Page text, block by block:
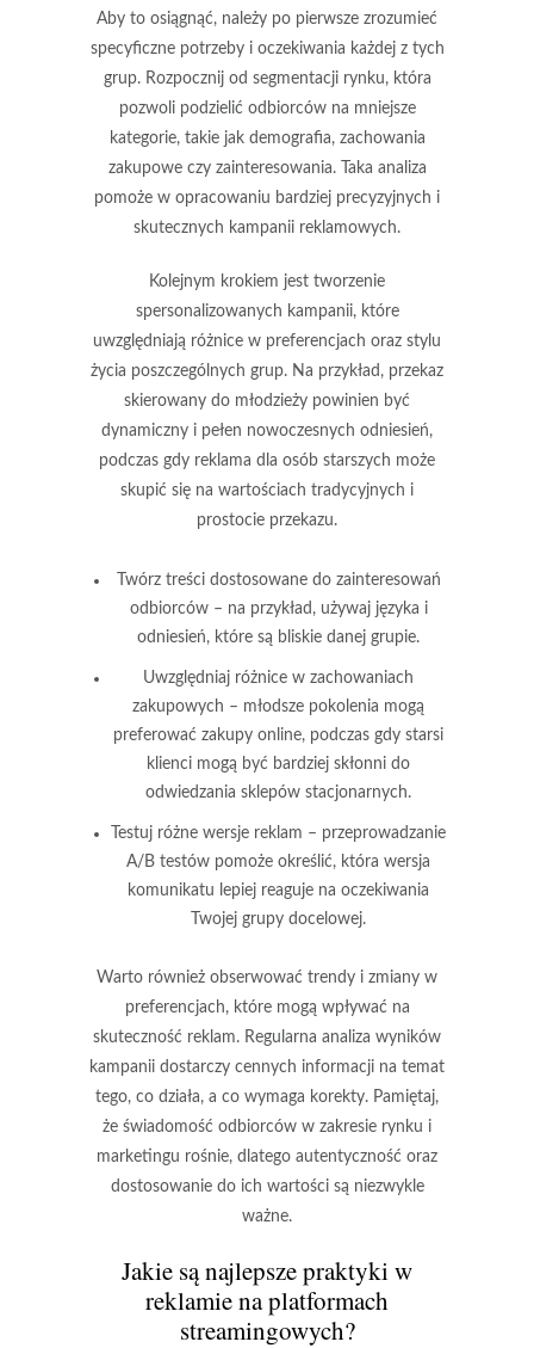
Aby to osiągnąć, należy po pierwsze zrozumieć
specyficzne potrzeby i oczekiwania każdej z tych
grup. Rozpocznij od segmentacji rynku, która
pozwoli podzielić odbiorców na mniejsze
kategorie, takie jak demografia, zachowania
zakupowe czy zainteresowania. Taka analiza
pomoże w opracowaniu bardziej precyzyjnych i
skutecznych kampanii reklamowych.
Kolejnym krokiem jest tworzenie
spersonalizowanych kampanii, które
uwzględniają różnice w preferencjach oraz stylu
życia poszczególnych grup. Na przykład, przekaz
skierowany do młodzieży powinien być
dynamiczny i pełen nowoczesnych odniesień,
podczas gdy reklama dla osób starszych może
skupić się na wartościach tradycyjnych i
prostocie przekazu.
Twórz treści dostosowane do zainteresowań
odbiorców – na przykład, używaj języka i
odniesień, które są bliskie danej grupie.
Uwzględniaj różnice w zachowaniach
zakupowych – młodsze pokolenia mogą
preferować zakupy online, podczas gdy starsi
klienci mogą być bardziej skłonni do
odwiedzania sklepów stacjonarnych.
Testuj różne wersje reklam – przeprowadzanie
A/B testów pomoże określić, która wersja
komunikatu lepiej reaguje na oczekiwania
Twojej grupy docelowej.
Warto również obserwować trendy i zmiany w
preferencjach, które mogą wpływać na
skuteczność reklam. Regularna analiza wyników
kampanii dostarczy cennych informacji na temat
tego, co działa, a co wymaga korekty. Pamiętaj,
że świadomość odbiorców w zakresie rynku i
marketingu rośnie, dlatego autentyczność oraz
dostosowanie do ich wartości są niezwykle
ważne.
Jakie są najlepsze praktyki w
reklamie na platformach
streamingowych?